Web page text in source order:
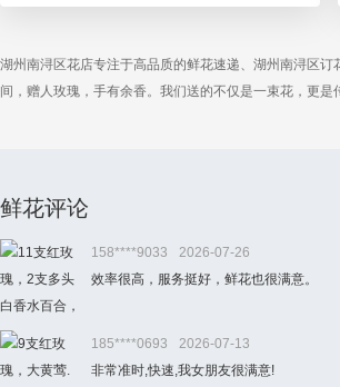
湖州南浔区花店专注于高品质的鲜花速递、湖州南浔区
间，赠人玫瑰，手有余香。我们送的不仅是一束花，更是
鲜花评论
158****9033
2026-07-26
效率很高，服务挺好，鲜花也很满意。
185****0693
2026-07-13
非常准时,快速,我女朋友很满意!